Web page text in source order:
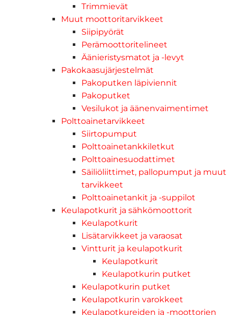
Trimmievät
Muut moottoritarvikkeet
Siipipyörät
Perämoottoritelineet
Äänieristysmatot ja -levyt
Pakokaasujärjestelmät
Pakoputken läpiviennit
Pakoputket
Vesilukot ja äänenvaimentimet
Polttoainetarvikkeet
Siirtopumput
Polttoainetankkiletkut
Polttoainesuodattimet
Säiliöliittimet, pallopumput ja muut
tarvikkeet
Polttoainetankit ja -suppilot
Keulapotkurit ja sähkömoottorit
Keulapotkurit
Lisätarvikkeet ja varaosat
Vintturit ja keulapotkurit
Keulapotkurit
Keulapotkurin putket
Keulapotkurin putket
Keulapotkurin varokkeet
Keulapotkureiden ja -moottorien